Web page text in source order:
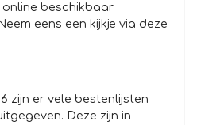
beschikbaar
eens een kijkje via deze
zijn er vele bestenlijsten
Deze zijn in